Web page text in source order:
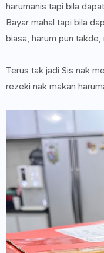
harumanis tapi bila
Bayar mahal tapi bila
biasa, harum pun takde,
Terus tak jadi Sis nak
rezeki nak makan